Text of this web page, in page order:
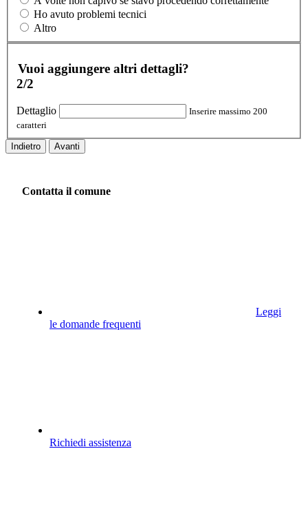
Ho avuto problemi tecnici
Altro
Vuoi aggiungere altri dettagli?
2/2
Dettaglio
Inserire massimo 200
caratteri
Indietro Avanti
Contatta il comune
Leggi
le domande frequenti
Richiedi assistenza